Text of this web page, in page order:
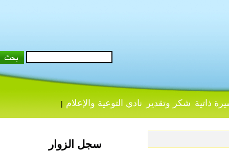
شكر وتقدير نادي التوعية والإعلام|
سجل الزوار